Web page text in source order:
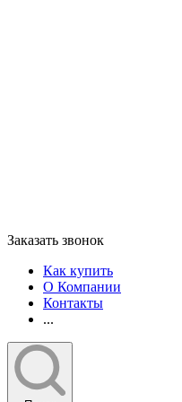
Заказать звонок
Как купить
О Компании
Контакты
...